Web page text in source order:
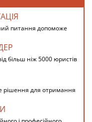
питання допоможе
більш ніж 5000 юристів
рішення для отримання